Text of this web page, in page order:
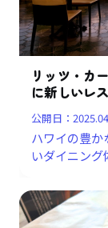
リッツ・カ
に新しいレ
公開日：
ハワイの豊
いダイニング